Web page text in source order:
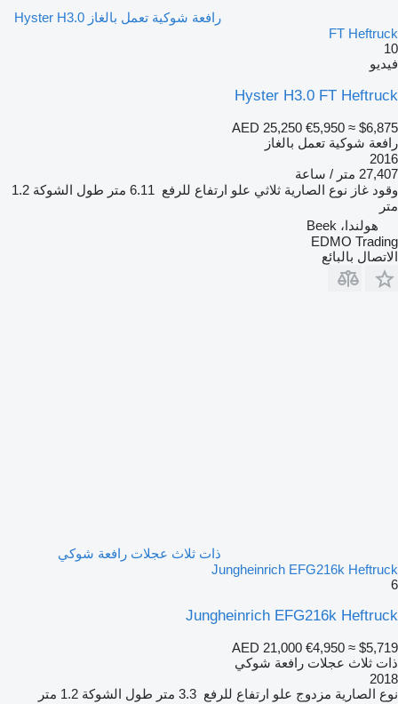
رافعة شوكية تعمل بالغاز Hyster H3.0
FT Heftruck
10
فيديو
Hyster H3.0 FT Heftruck
AED 25,250 €5,950 ≈ $6,875
رافعة شوكية تعمل بالغاز
2016
27,407 متر / ساعة
وقود غاز نوع الصارية ثلاثي علو ارتفاع للرفع 6.11 متر طول الشوكة 1.2
متر
هولندا، Beek
EDMO Trading
الاتصال بالبائع
ذات ثلاث عجلات رافعة شوكي
Jungheinrich EFG216k Heftruck
6
Jungheinrich EFG216k Heftruck
AED 21,000 €4,950 ≈ $5,719
ذات ثلاث عجلات رافعة شوكي
2018
نوع الصارية مزدوج علو ارتفاع للرفع 3.3 متر طول الشوكة 1.2 متر